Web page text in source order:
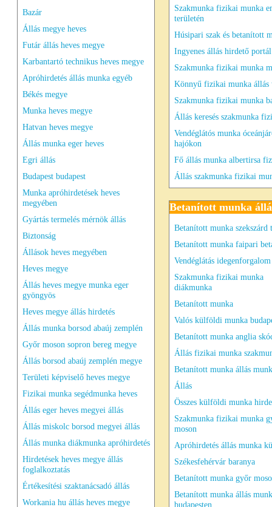
Bazár
Állás megye heves
Futár állás heves megye
Karbantartó technikus heves megye
Apróhirdetés állás munka egyéb
Békés megye
Munka heves megye
Hatvan heves megye
Állás munka eger heves
Egri állás
Budapest budapest
Munka apróhirdetések heves
megyében
Gyártás termelés mérnök állás
Biztonság
Állások heves megyében
Heves megye
Állás heves megye munka eger
gyöngyös
Heves megye állás hirdetés
Állás munka borsod abaúj zemplén
Győr moson sopron bereg megye
Állás borsod abaúj zemplén megye
Területi képviselő heves megye
Fizikai munka segédmunka heves
Állás eger heves megyei állás
Állás miskolc borsod megyei állás
Állás munka diákmunka apróhirdetés
Hirdetések heves megye állás
foglalkoztatás
Értékesítési szaktanácsadó állás
Workania hu állás heves megye
Szakmunka fizikai munka
területén
Húsipari szak és betanított
Ingyenes állás hirdető portál
Szakmunka fizikai munka
Könnyű fizikai munka állás
Szakmunka fizikai munka
Állás keresés szakmunka
Vendéglátós munka
hajókon
Fő állás munka albertirsa
Állás szakmunka fizikai
Betanított munka
Betanított munka szekszárd
Betanított munka faipari
Vendéglátás
Szakmunka fizikai munka
diákmunka
Betanított munka
Valós külföldi munka
Betanított munka anglia
Állás fizikai munka
Betanított munka állás
Állás
Összes külföldi munka
Szakmunka fizikai munka
moson
Apróhirdetés állás munka
Székesfehérvár baranya
Betanított munka győr
Betanított munka állás
budapesten